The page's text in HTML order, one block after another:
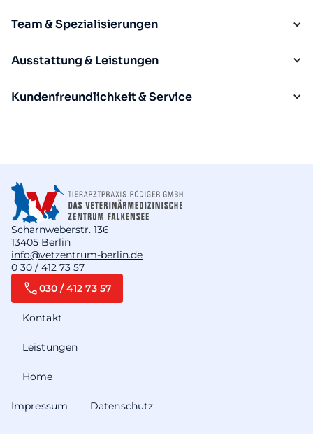
Team & Spezialisierungen
Ausstattung & Leistungen
Kundenfreundlichkeit & Service
Scharnweberstr. 136
13405 Berlin
info@vetzentrum-berlin.de
0 30 / 412 73 57
Home
Leistungen
Kontakt
030 / 412 73 57
Impressum Datenschutz